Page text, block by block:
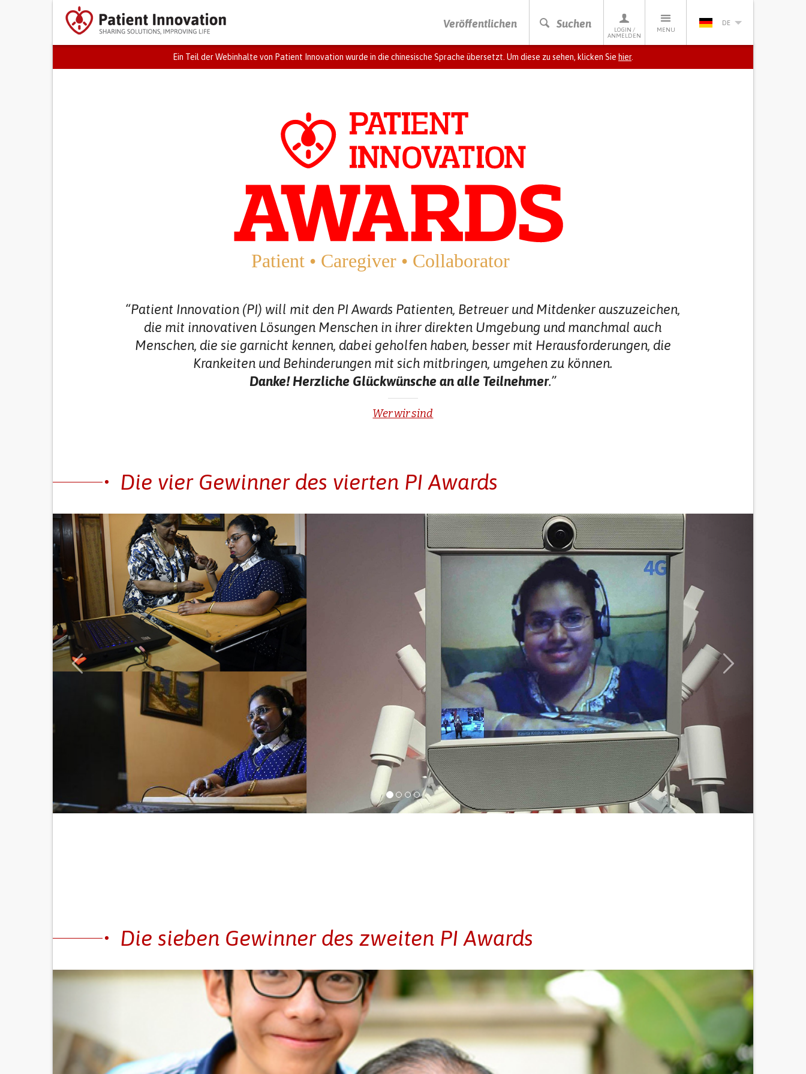
Veröffentlichen Suchen
LOGIN /
ANMELDEN
MENU
DE
DRÜCKEN SIE AUF ENTER UM DIE SUCHE ZU STARTEN
Ein Teil der Webinhalte von Patient Innovation wurde in die chinesische Sprache übersetzt. Um diese zu sehen, klicken Sie hier.
“Patient Innovation (PI) will mit den PI Awards Patienten, Betreuer und Mitdenker auszuzeichen,
die mit innovativen Lösungen Menschen in ihrer direkten Umgebung und manchmal auch
Menschen, die sie garnicht kennen, dabei geholfen haben, besser mit Herausforderungen, die
Krankeiten und Behinderungen mit sich mitbringen, umgehen zu können.
Danke! Herzliche Glückwünsche an alle Teilnehmer.”
Wer wir sind
Die vier Gewinner des vierten PI Awards
BEGLEITER
The Frog
Previous
Die sieben Gewinner des zweiten PI Awards
VON MITDENKERN
Früher Nächster